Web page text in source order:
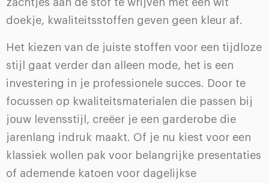
zachtjes aan de stof te wrijven met een wit
doekje, kwaliteitsstoffen geven geen kleur af.
Het kiezen van de juiste stoffen voor een tijdloze
stijl gaat verder dan alleen mode, het is een
investering in je professionele succes. Door te
focussen op kwaliteitsmaterialen die passen bij
jouw levensstijl, creëer je een garderobe die
jarenlang indruk maakt. Of je nu kiest voor een
klassiek wollen pak voor belangrijke presentaties
of ademende katoen voor dagelijkse